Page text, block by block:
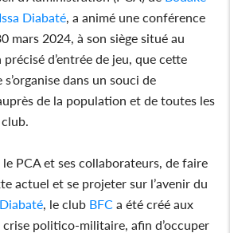
Issa Diabaté , a animé une conférence
mars 2024, à son siège situé au
d’entrée de jeu, que cette
dans un souci de
de la population et de toutes les
PCA et ses collaborateurs, de faire
actuel et se projeter sur l’avenir du
, le club BFC a été créé aux
crise politico-militaire, afin d’occuper